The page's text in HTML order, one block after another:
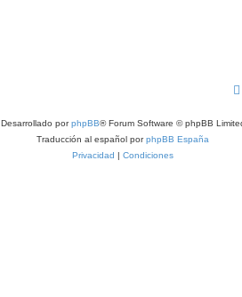
Desarrollado porphpBB® Forum Software © phpBB
Traducción al español porphpBB España
Privacidad | Condiciones